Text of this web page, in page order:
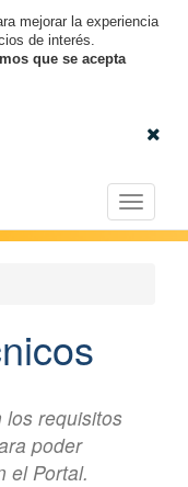
mejorar la experiencia
de interés.
que se acepta
Toggle
requisitos
poder
el Portal.